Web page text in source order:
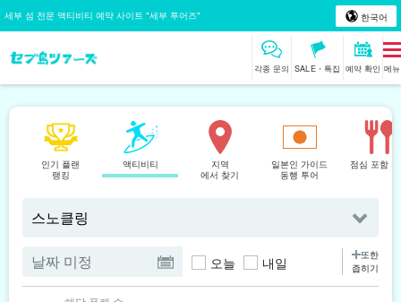
세부 섬 전문 액티비티 예약 사이트 "세부 투어즈" 한국어
각종 문의 SALE・특집 예약 확인 메뉴
인기 플랜
랭킹
액티비티
지역
에서 찾기
일본인 가이드
동행 투어
점심 포함
오늘 내일
또한
좁히기